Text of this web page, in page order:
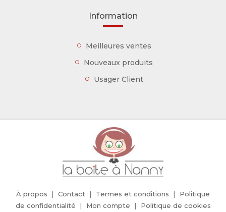
Information
Meilleures ventes
Nouveaux produits
Usager Client
À propos Contact Termes et conditions
Politique
de confidentialité
Mon compte Politique de cookies